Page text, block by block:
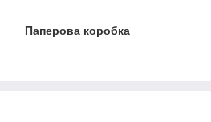
Паперова коробка